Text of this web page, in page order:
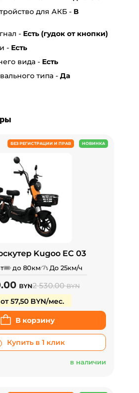
для АКБ - В
- Есть (гудок от кнопки)
- Есть
вида - Есть
типа - Да
БЕЗ РЕГИСТРАЦИИ И ПРАВ НОВИНКА
Kugoo EC 03
до 80км До 25км/ч
BYN2 530.00BYN
от 57,50 BYN/мес.
В корзину
Купить в 1 клик
в наличии